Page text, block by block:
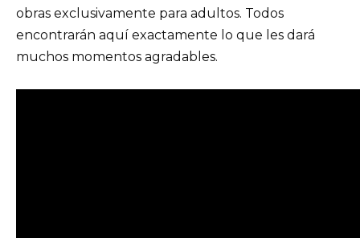
obras exclusivamente para adultos. Todos
encontrarán aquí exactamente lo que les dará
muchos momentos agradables.